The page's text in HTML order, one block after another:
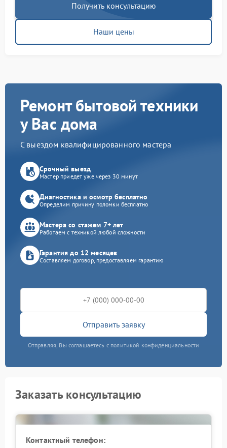
Получить консультацию
Наши цены
Ремонт бытовой техники
у Вас дома
С выездом квалифицированного мастера
Срочный выезд
Мастер приедет уже через 30 минут
Диагностика и осмотр бесплатно
Определим причину поломки бесплатно
Мастера со стажем 7+ лет
Работаем с техникой любой сложности
Гарантия до 12 месяцев
Составляем договор, предоставляем гарантию
Отправить заявку
Отправляя, Вы соглашаетесь с политикой конфиденциальности
Заказать консультацию
Контактный телефон: